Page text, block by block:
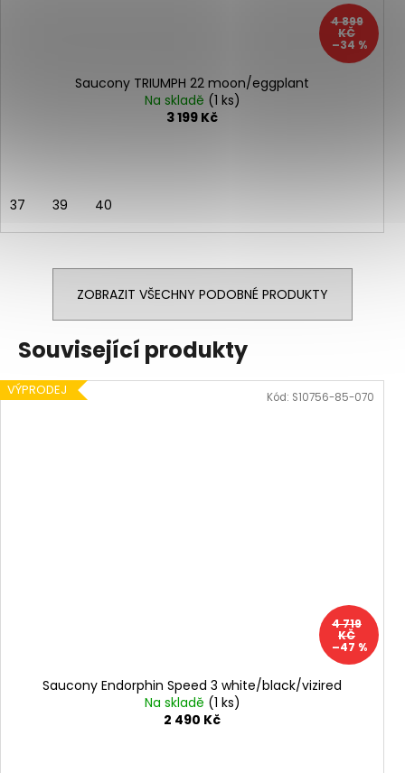
4 899
KČ
–34 %
Saucony TRIUMPH 22 moon/eggplant
Na skladě (1 ks)
3 199 Kč
37 39 40
ZOBRAZIT VŠECHNY PODOBNÉ PRODUKTY
Související produkty
VÝPRODEJ
4 719
KČ
–47 %
Saucony Endorphin Speed 3 white/black/vizired
Na skladě (1 ks)
2 490 Kč
Kód: S10756-85-070